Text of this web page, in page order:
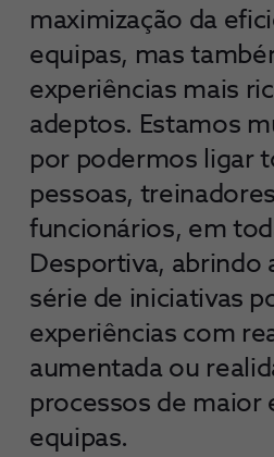
maximização da
equipas, mas
experiências mais
adeptos. Estamos
por podermos ligar
pessoas,
funcionários, em
Desportiva, abrindo
série de iniciativas
experiências com
aumentada ou
processos de maior
equipas.